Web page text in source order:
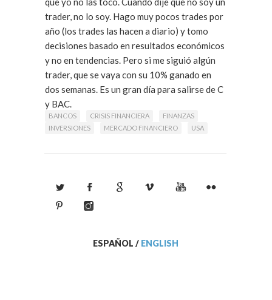
trader, no lo soy. Hago muy pocos trades por
año (los trades las hacen a diario) y tomo
decisiones basado en resultados económicos
y no en tendencias. Pero si me siguió algún
trader, que se vaya con su 10% ganado en
dos semanas. Es un gran día para salirse de C
y BAC.
BANCOS CRISIS FINANCIERA
FINANZAS
INVERSIONES
MERCADO FINANCIERO USA
ESPAÑOL / ENGLISH